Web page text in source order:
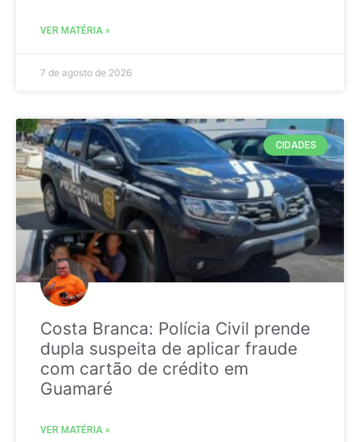
VER MATÉRIA »
7 de agosto de 2026
CIDADES
Costa Branca: Polícia Civil prende
dupla suspeita de aplicar fraude
com cartão de crédito em
Guamaré
VER MATÉRIA »